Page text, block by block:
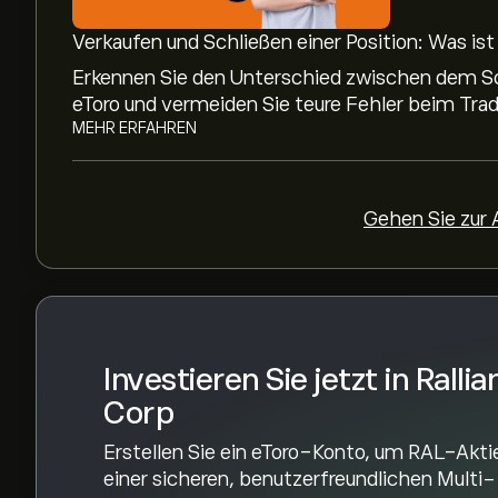
Verkaufen und Schließen einer Position: Was
Erkennen Sie den Unterschied zwischen dem
eToro und vermeiden Sie teure Fehler beim
MEHR ERFAHREN
Gehen Sie zur
Investieren Sie jetzt in
Corp
Erstellen Sie ein eToro-Konto, um RAL-
einer sicheren, benutzerfreundlichen Multi-
eToro
, um detaillierte Analystenprognosen und
Analysten erstellen Prognosen für Ralliant
Finanzberichten und erwartetem Wachstum.
die weitere Kursentwicklung.
Basierend auf den Empfehlungen von 8